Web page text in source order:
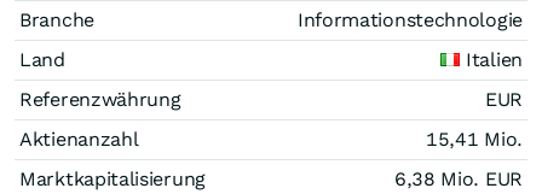
Branche
Informationstechnologie
Land
Italien
Referenzwährung
EUR
Aktienanzahl
15,41 Mio.
Marktkapitalisierung
6,38 Mio. EUR